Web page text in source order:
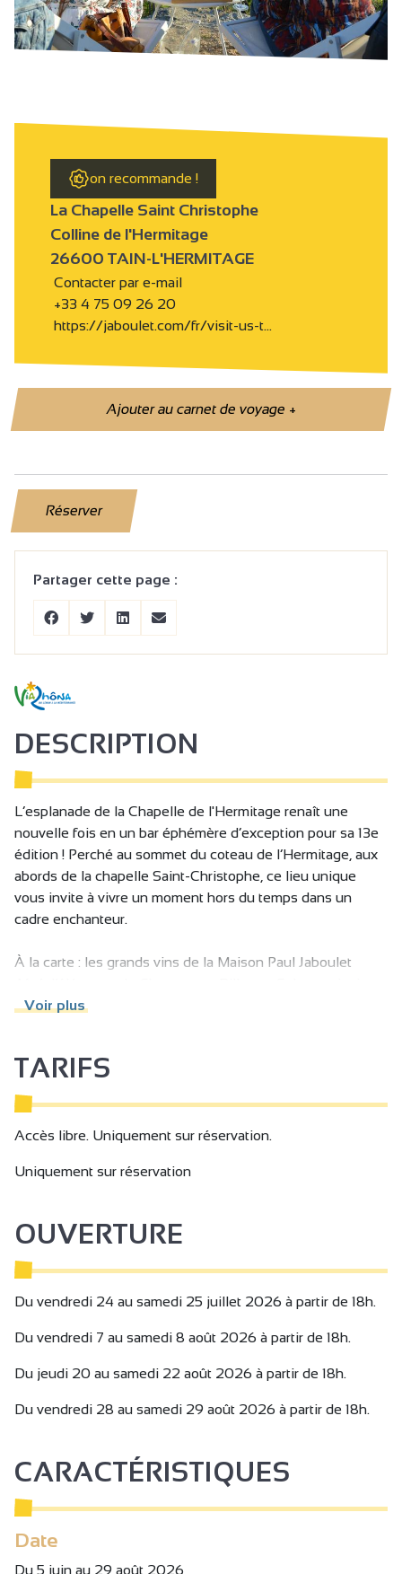
on recommande !
La Chapelle Saint Christophe
Colline de l'Hermitage
26600 TAIN-L'HERMITAGE
Contacter par e-mail
+33 4 75 09 26 20
https://jaboulet.com/fr/visit-us-t…
Ajouter au carnet de voyage+
Réserver
Partager cette page :
DESCRIPTION
L’esplanade de la Chapelle de l'Hermitage renaît une
nouvelle fois en un bar éphémère d’exception pour sa 13e
édition ! Perché au sommet du coteau de l’Hermitage, aux
abords de la chapelle Saint-Christophe, ce lieu unique
vous invite à vivre un moment hors du temps dans un
cadre enchanteur.
À la carte : les grands vins de la Maison Paul Jaboulet
de savoureuses planches de fromages et charcuteries.
unique avec vue imprenable, ambiance estivale et
moments inoubliables.
Voir plus
TARIFS
Accès libre. Uniquement sur réservation.
Uniquement sur réservation
OUVERTURE
Du vendredi 24 au samedi 25 juillet 2026 à partir de 18h.
Du vendredi 7 au samedi 8 août 2026 à partir de 18h.
Du jeudi 20 au samedi 22 août 2026 à partir de 18h.
Du vendredi 28 au samedi 29 août 2026 à partir de 18h.
CARACTÉRISTIQUES
Date
Du 5 juin au 29 août 2026